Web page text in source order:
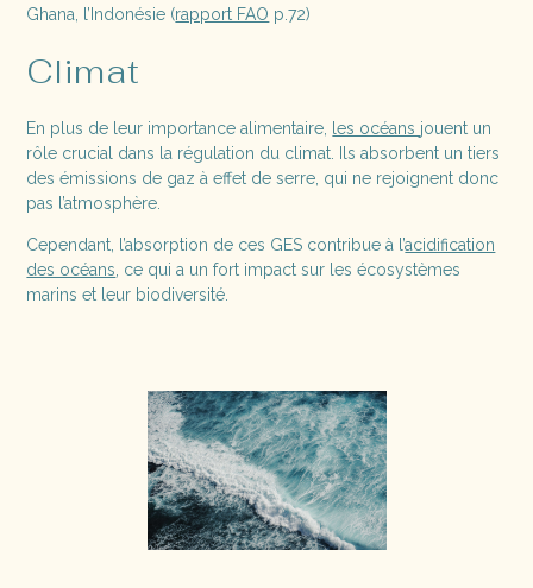
Ghana, l’Indonésie (rapport FAO p.72)
Climat
En plus de leur importance alimentaire, les océans jouent un
rôle crucial dans la régulation du climat. Ils absorbent un tiers
des émissions de gaz à effet de serre, qui ne rejoignent donc
pas l’atmosphère.
Cependant, l’absorption de ces GES contribue à l’acidification
des océans , ce qui a un fort impact sur les écosystèmes
marins et leur biodiversité.